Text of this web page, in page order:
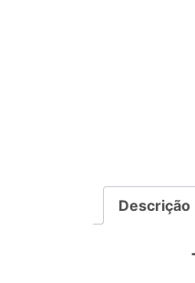
Descrição